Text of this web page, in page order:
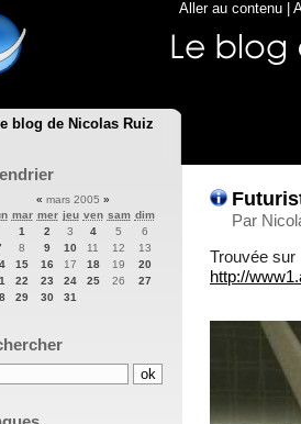
blog de Nicolas Ruiz
Aller au contenu
Par
Trouvée sur
http://
« mars 2005 »
mar mer jeu ven sam dim
1
2 3 4 5
6
8 9 10 11 12
13
15 16 17 18 19
20
22 23 24 25 26
27
29 30 31